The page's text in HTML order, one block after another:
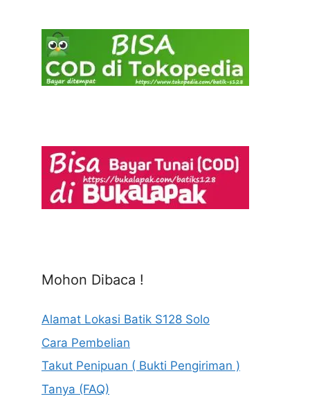
Mohon Dibaca !
Alamat Lokasi Batik S128 Solo
Cara Pembelian
Takut Penipuan ( Bukti Pengiriman )
Tanya (FAQ)